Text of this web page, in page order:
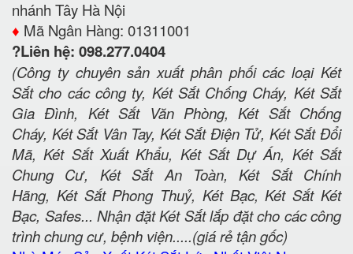
nhánh Tây Hà Nội
♦️ Mã Ngân Hàng: 01311001
?Liên hệ: 098.277.0404
(Công ty chuyên sản xuất phân phối các loại Két
Sắt cho các công ty, Két Sắt Chống Cháy, Két Sắt
Gia Đình, Két Sắt Văn Phòng, Két Sắt Chống
Cháy, Két Sắt Vân Tay, Két Sắt Điện Tử, Két Sắt Đổi
Mã, Két Sắt Xuất Khẩu, Két Sắt Dự Án, Két Sắt
Chung Cư, Két Sắt An Toàn, Két Sắt Chính
Hãng, Két Sắt Phong Thuỷ, Két Bạc, Két Sắt Két
Bạc, Safes... Nhận đặt Két Sắt lắp đặt cho các công
trình chung cư, bệnh viện.....(giá rẻ tận gốc)